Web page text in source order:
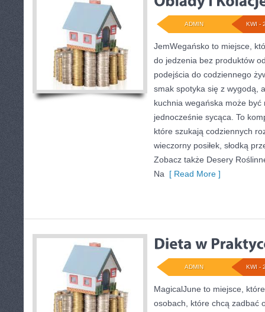
KWI -
ADMIN
JemWegańsko to miejsce,
do jedzenia bez produktów
podejścia do codziennego
smak spotyka się z wygodą,
kuchnia wegańska może
jednocześnie sycąca. To
które szukają codziennych
wieczorny posiłek, słodką
Zobacz także Desery
Na [ Read More ]
KWI -
ADMIN
MagicalJune to miejsce,
osobach, które chcą zadbać